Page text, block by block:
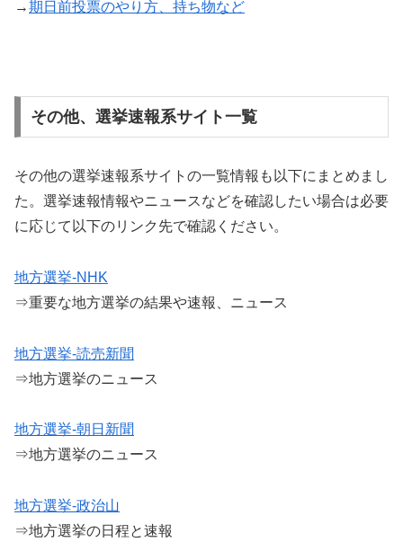
→期日前投票のやり方、持ち物など
その他、選挙速報系サイト一覧
その他の選挙速報系サイトの一覧情報も以下にまとめまし
た。選挙速報情報やニュースなどを確認したい場合は必要
に応じて以下のリンク先で確認ください。
地方選挙-NHK
⇒重要な地方選挙の結果や速報、ニュース
地方選挙-読売新聞
⇒地方選挙のニュース
地方選挙-朝日新聞
⇒地方選挙のニュース
地方選挙-政治山
⇒地方選挙の日程と速報